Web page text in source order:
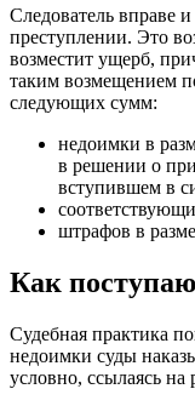
Следователь вправе
преступлении. Это
возместит ущерб,
таким возмещением
следующих сумм:
недоимки в
в решении о
вступившем в
штрафов в
Как
Судебная практика
недоимки суды
условно, ссылаясь на